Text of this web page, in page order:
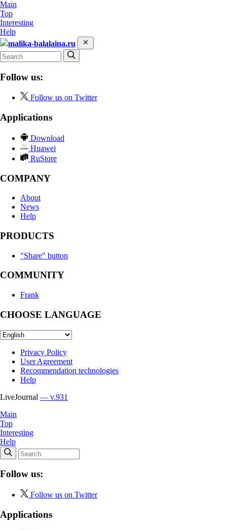
Main
Top
Interesting
Help
malika-balalaina.ru
Follow us:
Follow us on Twitter
Applications
Download
Huawei
RuStore
COMPANY
About
News
Help
PRODUCTS
"Share" button
COMMUNITY
Frank
CHOOSE LANGUAGE
Privacy Policy
User Agreement
Recommendation technologies
Help
LiveJournal — v.931
Main
Top
Interesting
Help
Follow us:
Follow us on Twitter
Applications